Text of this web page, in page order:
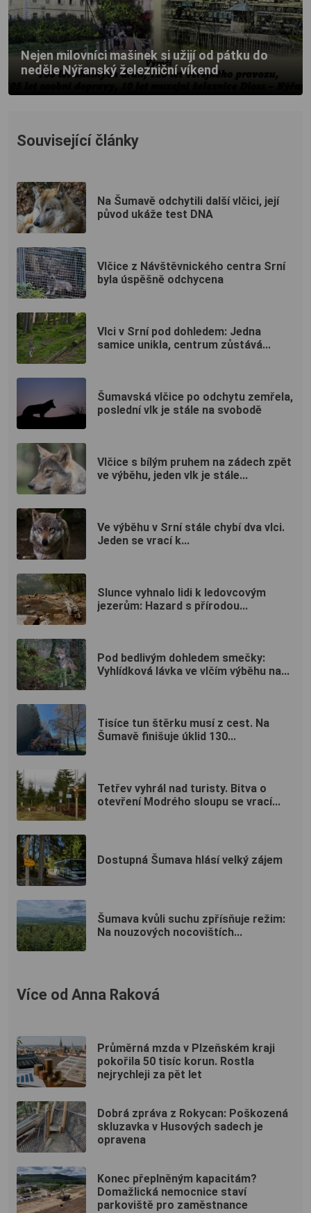
Nejen milovníci mašinek si užijí od pátku do
neděle Nýřanský železniční víkend
Související články
Na Šumavě odchytili další vlčici, její
původ ukáže test DNA
Vlčice z Návštěvnického centra Srní
byla úspěšně odchycena
Vlci v Srní pod dohledem: Jedna
samice unikla, centrum zůstává...
Šumavská vlčice po odchytu zemřela,
poslední vlk je stále na svobodě
Vlčice s bílým pruhem na zádech zpět
ve výběhu, jeden vlk je stále...
Ve výběhu v Srní stále chybí dva vlci.
Jeden se vrací k...
Slunce vyhnalo lidi k ledovcovým
jezerům: Hazard s přírodou...
Pod bedlivým dohledem smečky:
Vyhlídková lávka ve vlčím výběhu na...
Tisíce tun štěrku musí z cest. Na
Šumavě finišuje úklid 130...
Tetřev vyhrál nad turisty. Bitva o
otevření Modrého sloupu se vrací...
Dostupná Šumava hlásí velký zájem
Šumava kvůli suchu zpřísňuje režim:
Na nouzových nocovištích...
Více od Anna Raková
Průměrná mzda v Plzeňském kraji
pokořila 50 tisíc korun. Rostla
nejrychleji za pět let
Dobrá zpráva z Rokycan: Poškozená
skluzavka v Husových sadech je
opravena
Konec přeplněným kapacitám?
Domažlická nemocnice staví
parkoviště pro zaměstnance